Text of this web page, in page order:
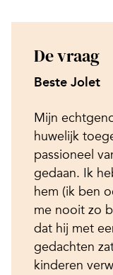
De vraag
Beste Jolet
Mijn
huwelijk
passioneel
gedaan. Ik
hem (ik ben
me nooit zo
dat hij met
gedachten
kinderen